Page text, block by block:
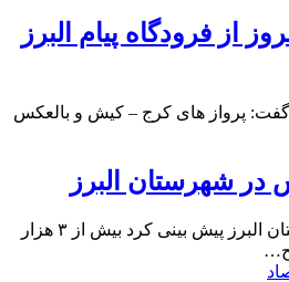
از فرودگاه پیام البرز
گفت: پرواز های کرج – کیش و بالعکس
در شهرستان البرز
مدیر جهاد کشاورزی شهرستان البرز پیش بینی کرد بیش از ۳ هزار